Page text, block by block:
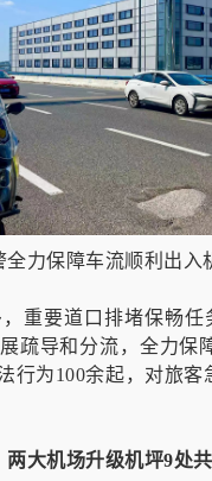
全力保障车流顺利出
重要道口排堵保畅
疏导和分流，全力
行为100余起，对旅
两大机场升级机坪9处